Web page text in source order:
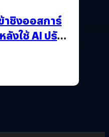
าชิงออสการ์
งใช้ AI ปรับ